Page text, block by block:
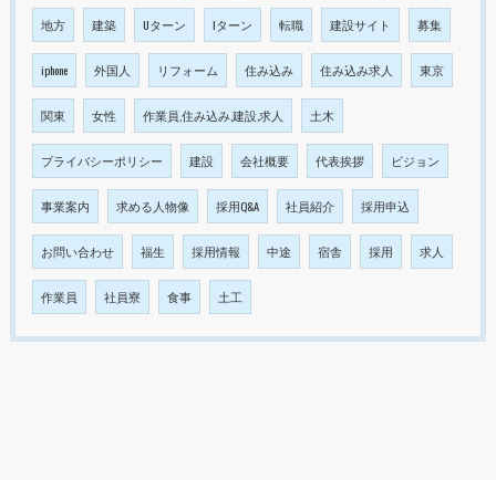
地方 建築 Uターン Iターン 転職 建設サイト 募集
iphone 外国人 リフォーム 住み込み 住み込み求人 東京
関東 女性 作業員,住み込み,建設,求人 土木
プライバシーポリシー 建設 会社概要 代表挨拶 ビジョン
事業案内 求める人物像 採用Q&A 社員紹介 採用申込
お問い合わせ 福生 採用情報 中途 宿舎 採用 求人
作業員 社員寮 食事 土工